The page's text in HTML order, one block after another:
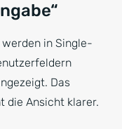
in Single-
Das
die Ansicht klarer.